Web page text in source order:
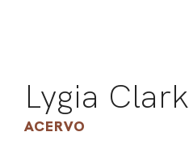
Lygia Clark
ACERVO